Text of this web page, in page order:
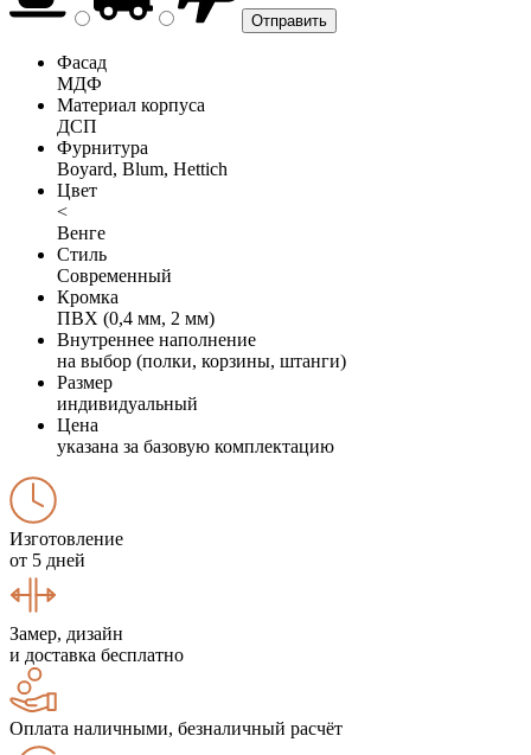
Фасад
МДФ
Материал корпуса
ДСП
Фурнитура
Boyard, Blum, Hettich
Цвет
<
Венге
Стиль
Современный
Кромка
ПВХ (0,4 мм, 2 мм)
Внутреннее наполнение
на выбор (полки, корзины, штанги)
Размер
индивидуальный
Цена
указана за базовую комплектацию
Изготовление
от 5 дней
Замер, дизайн
и доставка бесплатно
Оплата наличными, безналичный расчёт